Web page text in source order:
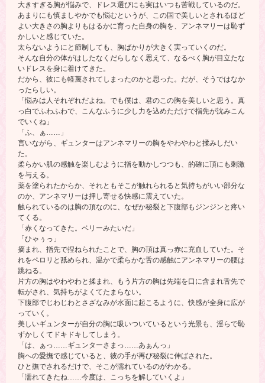
大きすぎる胸が悩みで、ドレス選びにも実はいつも苦戦しているのだ。
あまりにも慎ましやかでも悩むというが、この国で美しいとされるほど
よい大きさの胸よりもはるかに育った自身の胸を、アンネマリーは恥ず
かしいと感じていた。
太らないようにと節制しても、胸ばかりが大きく実っていくのだ。
そんな自分の体がはしたなくだらしなく思えて、なるべく胸が目立たな
いドレスを身に着けてきた。
だから、彼にも軽蔑されてしまったのかと思った。だが、そうではなか
ったらしい。
「悩みは人それぞれだよね。でも僕は、君のこの胸を美しいと思う。真
っ白でふわふわで、こんなふうに少し力を込めただけで指先が沈みこん
でいくね」
「ふ、ぁ……」
言いながら、ギュンターはアンネマリーの胸をやわやわと揉みしだい
た。
柔らかい肌の感触を楽しむように指を動かしつつも、的確に頂にも刺激
を与える。
薬を塗られたからか、それともそこが触れられると気持ちがいい部分な
のか、アンネマリーは押し寄せる快感に震えていた。
触られているのは胸の頂なのに、なぜか秘裂と下腹部もジンジンと疼い
てくる。
「赤くなってきた。ベリーみたいだ」
「ひゃぅっ」
摘まれ、指先で捏ねられたことで、胸の頂は真っ赤に充血していた。そ
れをペロリと舐められ、温かで柔らかな舌の感触にアンネマリーの腰は
跳ねる。
片方の胸はやわやわと揉まれ、もう片方の胸は先端を口に含まれ舌先で
転がされ、気持ちがよくてたまらない。
下腹部でじわじわとさざなみが水面に起こるように、快感が全身に広が
っていく。
美しいギュンターが自分の胸に吸いついているという光景も、淫らで恥
ずかしくてドキドキしてしまう。
「は、ぁっ……ギュンターさまっ……あぁんっ」
胸への愛撫で感じていると、彼の手が再び秘裂に伸ばされた。
ひと撫でされるだけで、そこが濡れているのがわかる。
「濡れてきたね……今度は、こっちを解していくよ」